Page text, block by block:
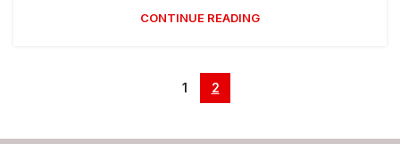
CONTINUE READING
1 2